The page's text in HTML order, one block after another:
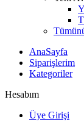
AnaSayfa
Siparişlerim
Kategoriler
Hesabım
Üye Girişi